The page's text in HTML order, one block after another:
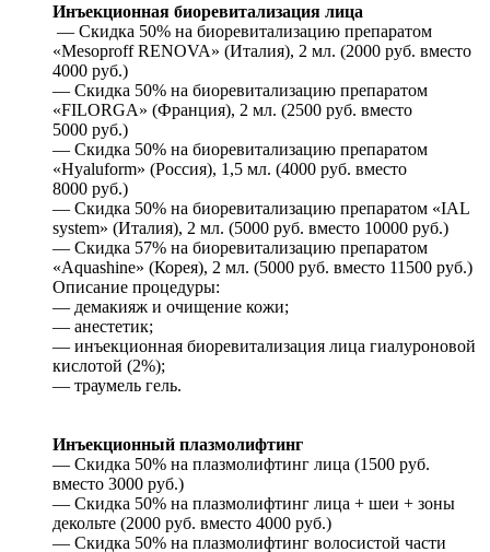
Инъекционная биоревитализация лица
— Скидка 50% на биоревитализацию препаратом
«Mesoproff RENOVA» (Италия), 2 мл. (2000 руб. вместо
4000 руб.)
— Скидка 50% на биоревитализацию препаратом
«FILORGA» (Франция), 2 мл. (2500 руб. вместо
5000 руб.)
— Скидка 50% на биоревитализацию препаратом
«Hyaluform» (Россия), 1,5 мл. (4000 руб. вместо
8000 руб.)
— Скидка 50% на биоревитализацию препаратом «IAL
system» (Италия), 2 мл. (5000 руб. вместо 10000 руб.)
— Скидка 57% на биоревитализацию препаратом
«Aquashine» (Корея), 2 мл. (5000 руб. вместо 11500 руб.)
Описание процедуры:
— демакияж и очищение кожи;
— анестетик;
— инъекционная биоревитализация лица гиалуроновой
кислотой (2%);
— траумель гель.
Инъекционный плазмолифтинг
— Скидка 50% на плазмолифтинг лица (1500 руб.
вместо 3000 руб.)
— Скидка 50% на плазмолифтинг лица + шеи + зоны
декольте (2000 руб. вместо 4000 руб.)
— Скидка 50% на плазмолифтинг волосистой части